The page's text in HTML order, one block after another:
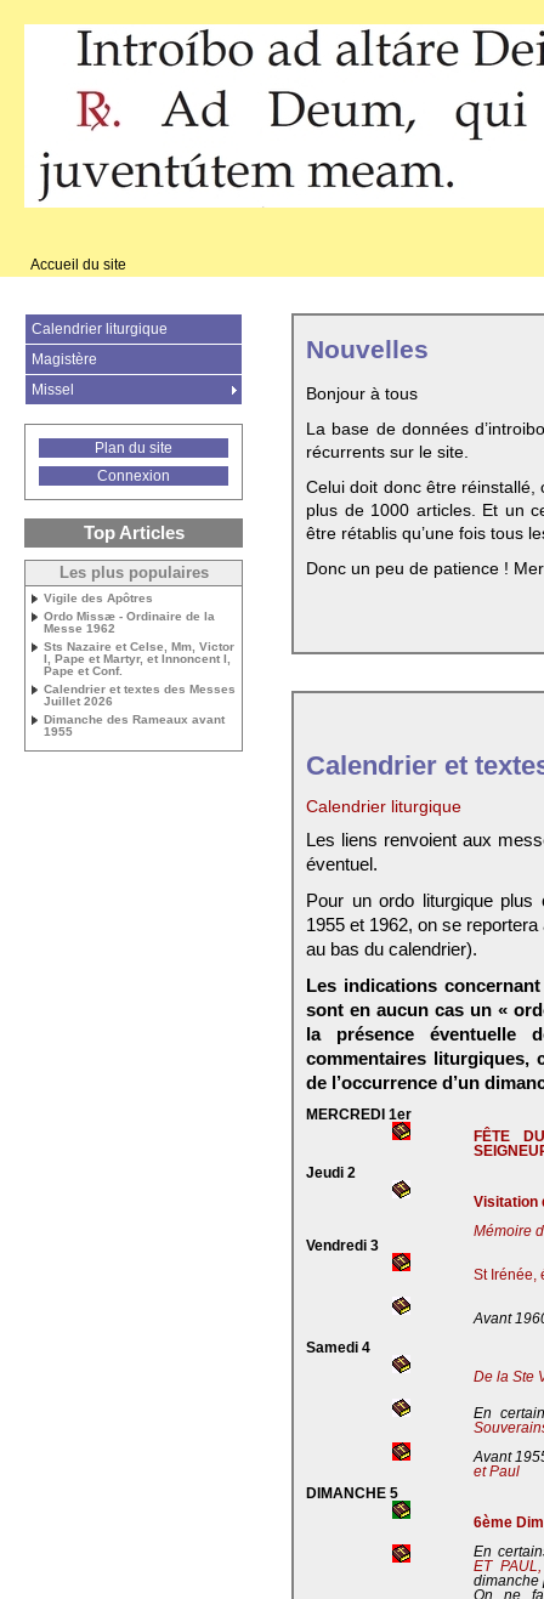
Accueil du site
Nouvelles
Bonjour à tous
La base de données
récurrents sur le site.
Celui doit donc être
plus de 1000 articles. Et un
être rétablis qu’une fois tous
Donc un peu de patience !
Calendrier et
Calendrier liturgique
Les liens renvoient aux
éventuel.
Pour un ordo liturgique plus
1955 et 1962, on se
au bas du calendrier).
Les indications
sont en aucun cas un «
la présence éventuelle
commentaires liturgiques,
de l’occurrence d’un
MERCREDI 1er
FÊTE
Jeudi 2
Visitation
Mémoire
Vendredi 3
St Irénée,
Avant
Samedi 4
De la Ste
En
Avant
et Paul
DIMANCHE 5
6ème
En
ET
dimanche
On ne
Calendrier liturgique
Magistère
Missel
Plan du site
Connexion
Top Articles
Les plus populaires
Vigile des Apôtres
Ordo Missæ - Ordinaire de la
Messe 1962
Sts Nazaire et Celse, Mm, Victor
I, Pape et Martyr, et Innoncent I,
Pape et Conf.
Calendrier et textes des Messes
Juillet 2026
Dimanche des Rameaux avant
1955